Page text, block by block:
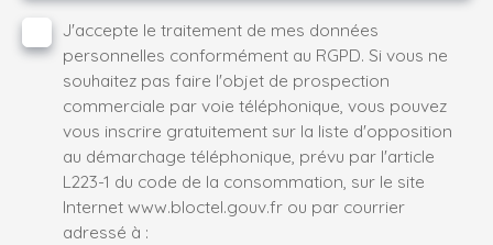
J'accepte le traitement de mes données
personnelles conformément au RGPD. Si vous ne
souhaitez pas faire l'objet de prospection
commerciale par voie téléphonique, vous pouvez
vous inscrire gratuitement sur la liste d'opposition
au démarchage téléphonique, prévu par l'article
L223-1 du code de la consommation, sur le site
Internet www.bloctel.gouv.fr ou par courrier
adressé à :